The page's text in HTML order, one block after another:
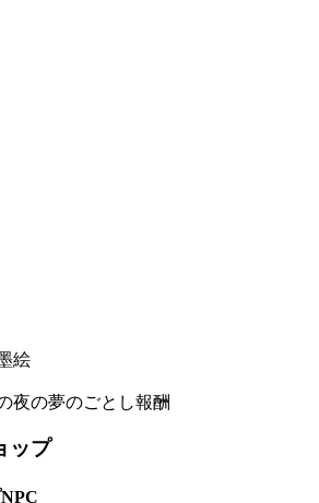
絵
夜の夢のごとし報酬
ップ